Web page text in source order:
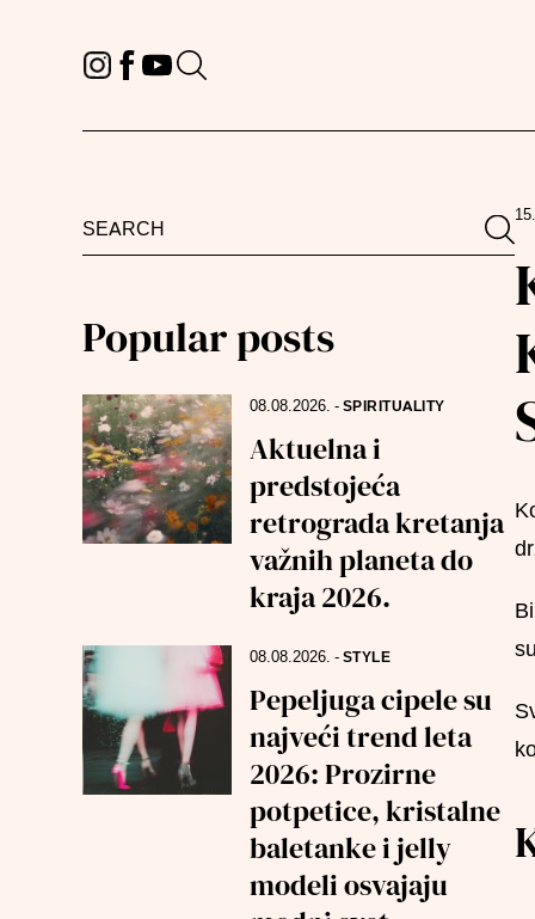
Search
Popular posts
08.08.2026. - SPIRITUALITY
Aktuelna i
predstojeća
retrograda kretanja
važnih planeta do
kraja 2026.
08.08.2026. - STYLE
Pepeljuga cipele su
najveći trend leta
2026: Prozirne
potpetice, kristalne
baletanke i jelly
modeli osvajaju